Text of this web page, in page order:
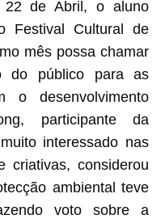
22 de Abril, o aluno
Festival Cultural de
mês possa chamar
do público para as
o desenvolvimento
participante da
interessado nas
criativas, considerou
ambiental teve
voto sobre a